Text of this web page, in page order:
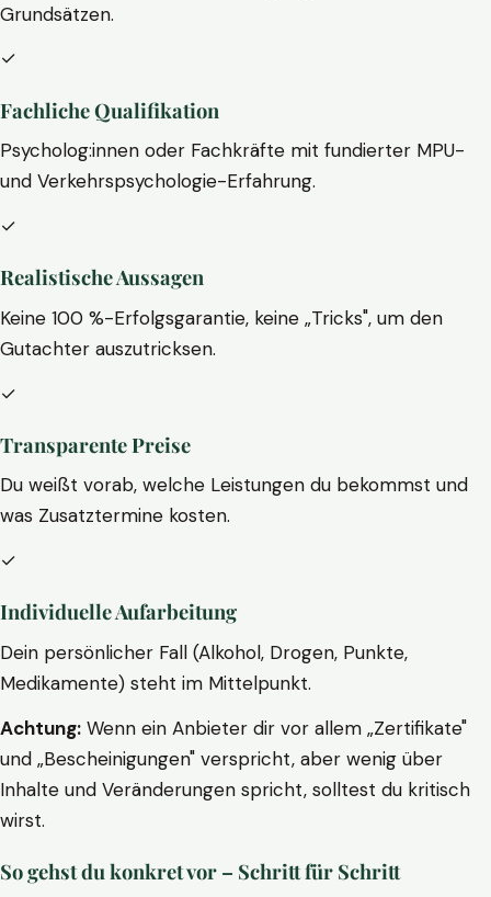
Grundsätzen.
✓
Fachliche Qualifikation
Psycholog:innen oder Fachkräfte mit fundierter MPU-
und Verkehrspsychologie-Erfahrung.
✓
Realistische Aussagen
Keine 100 %-Erfolgsgarantie, keine „Tricks", um den
Gutachter auszutricksen.
✓
Transparente Preise
Du weißt vorab, welche Leistungen du bekommst und
was Zusatztermine kosten.
✓
Individuelle Aufarbeitung
Dein persönlicher Fall (Alkohol, Drogen, Punkte,
Medikamente) steht im Mittelpunkt.
Achtung: Wenn ein Anbieter dir vor allem „Zertifikate"
und „Bescheinigungen" verspricht, aber wenig über
Inhalte und Veränderungen spricht, solltest du kritisch
wirst.
So gehst du konkret vor – Schritt für Schritt